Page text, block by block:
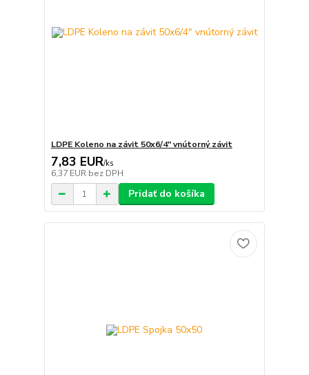
LDPE Koleno na závit 50x6/4" vnútorný závit
7,83 EUR/ks
6,37 EUR bez DPH
Pridať do košíka